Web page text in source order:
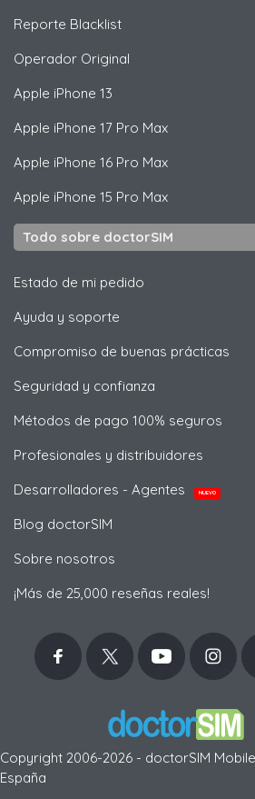
Reporte Blacklist
Operador Original
Apple iPhone 13
Apple iPhone 17 Pro Max
Apple iPhone 16 Pro Max
Apple iPhone 15 Pro Max
Todo sobre doctorSIM
Estado de mi pedido
Ayuda y soporte
Compromiso de buenas prácticas
Seguridad y confianza
Métodos de pago 100% seguros
Profesionales y distribuidores
Desarrolladores - Agentes
NUEVO
Blog doctorSIM
Sobre nosotros
¡Más de 25,000 reseñas reales!
Copyright 2006-2026 - doctorSIM Mobile
España